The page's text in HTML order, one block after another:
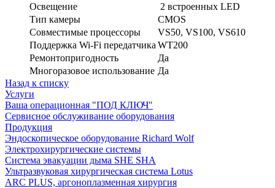
Освещение
2 встроенных LED
Тип камеры
CMOS
Совместимые процессоры
VS50, VS100, VS610
Поддержка Wi-Fi передатчика WT200
Ремонтопригодность
Да
Многоразовое использование Да
Назад к списку
Услуги
Ваша операционная "ПОД КЛЮЧ"
Сервисное обслуживание оборудования
Продукция
Эндоскопическое оборудование Richard Wolf
Электрохирургические системы
Система эвакуации дыма SHE SHA
Ультразвуковая хирургическая система Lotus
ARC PLUS, аргоноплазменная хирургия